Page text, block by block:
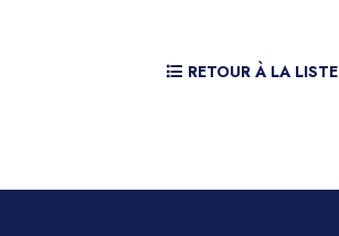
RETOUR À LA LISTE